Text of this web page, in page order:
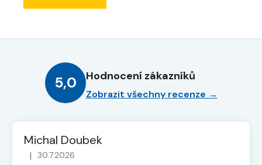
5,0 Hodnocení zákazníků
Zobrazit všechny recenze →
Michal Doubek
Hodnocení obchodu je 5 z 5 hvězdiček.
| 30.7.2026